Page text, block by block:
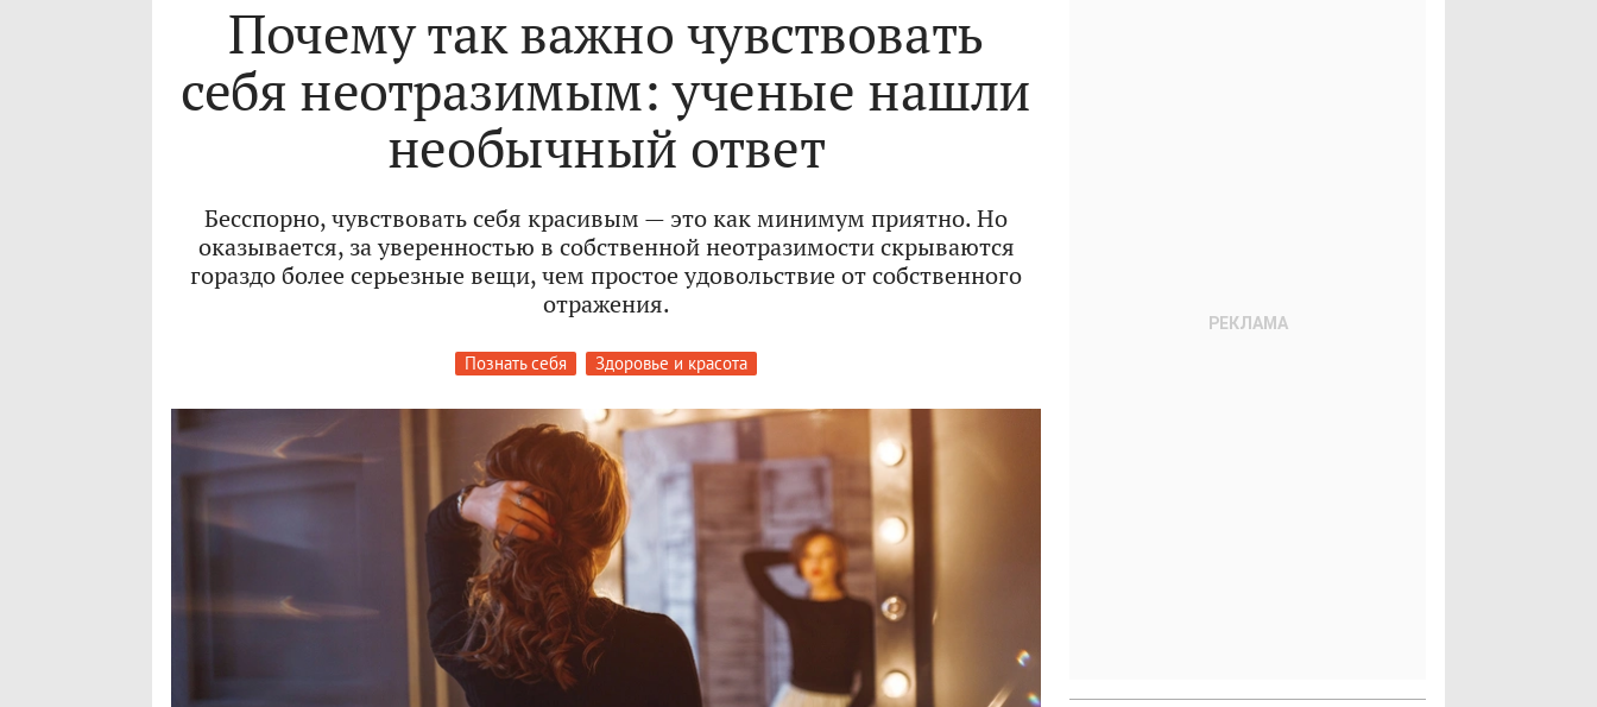
Почему так важно чувствовать
себя неотразимым: ученые нашли
необычный ответ
Бесспорно, чувствовать себя красивым — это как минимум приятно. Но
оказывается, за уверенностью в собственной неотразимости скрываются
гораздо более серьезные вещи, чем простое удовольствие от собственного
отражения.
Познать себя Здоровье и красота